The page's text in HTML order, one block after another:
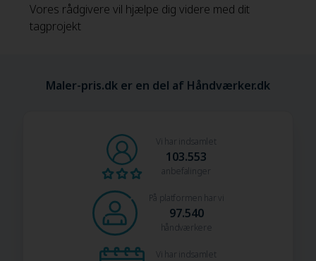
Vores rådgivere vil hjælpe dig videre med dit
tagprojekt
Maler-pris.dk er en del af Håndværker.dk
Vi har indsamlet
103.553
anbefalinger
På platformen har vi
97.540
håndværkere
Vi har indsamlet